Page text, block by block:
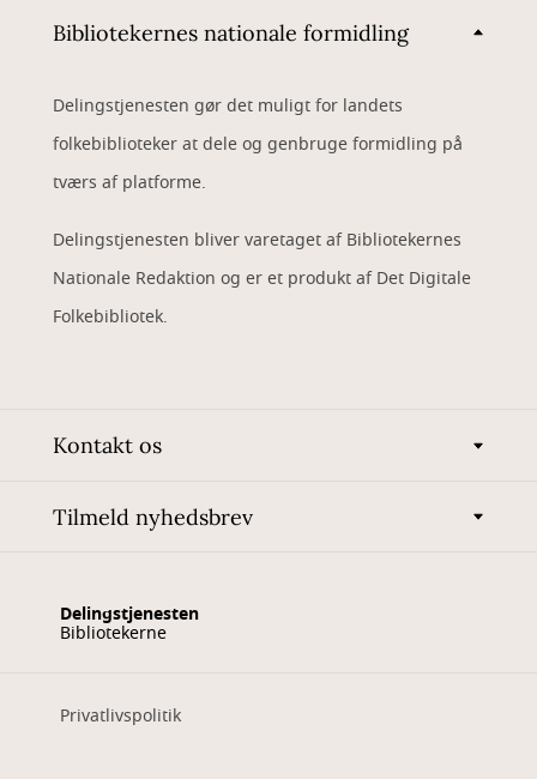
Bibliotekernes nationale formidling
Delingstjenesten gør det muligt for landets
folkebiblioteker at dele og genbruge formidling på
tværs af platforme.
Delingstjenesten bliver varetaget af Bibliotekernes
Nationale Redaktion og er et produkt af Det Digitale
Folkebibliotek.
Kontakt os
Tilmeld nyhedsbrev
Delingstjenesten
Bibliotekerne
Privatlivspolitik